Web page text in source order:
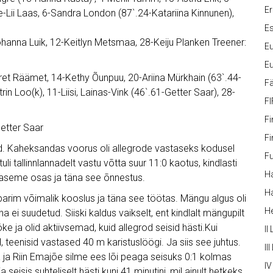
Laas, 6-Sandra London (87`.24-Katariina Kinnunen),
Luik, 12-Keitlyn Metsmaa, 28-Keiju Planken Treener:
Räämet, 14-Kethy Õunpuu, 20-Ariina Mürkhain (63`.44-
Loo(k), 11-Liisi, Lainas-Vink (46`.61-Getter Saar), 28-
Saar
Kaheksandas voorus oli allegrode vastaseks kodusel
tallinnlannadelt vastu võtta suur 11:0 kaotus, kindlasti
osas ja täna see õnnestus.
võimalik kooslus ja täna see töötas. Mängu algus oli
ei suudetud. Siiski kaldus vaikselt, ent kindlalt mängupilt
ja olid aktiivsemad, kuid allegrod seisid hästi.Kui
vastased 40 m karistuslöögi. Ja siis see juhtus.
Riin Emajõe silme ees lõi peaga seisuks 0:1 kolmas